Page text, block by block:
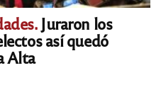
Juraron los
así quedó
Alta